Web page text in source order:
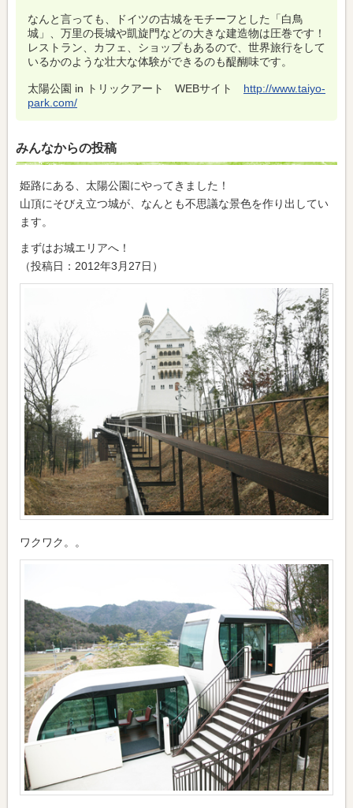
なんと言っても、ドイツの古城をモチーフとした「白鳥
城」、万里の長城や凱旋門などの大きな建造物は圧巻です！
レストラン、カフェ、ショップもあるので、世界旅行をして
いるかのような壮大な体験ができるのも醍醐味です。
太陽公園 in トリックアート WEBサイト http://www.taiyo-
park.com/
みんなからの投稿
姫路にある、太陽公園にやってきました！
山頂にそびえ立つ城が、なんとも不思議な景色を作り出してい
ます。
まずはお城エリアへ！
（投稿日：2012年3月27日）
ワクワク。。